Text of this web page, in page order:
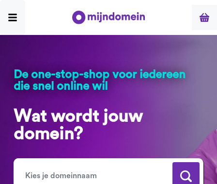
De one-stop-shop voor iedereen
die snel online wil
Wat wordt jouw
domein?